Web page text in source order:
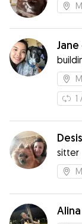
Jane ·
1
sitter
Alina